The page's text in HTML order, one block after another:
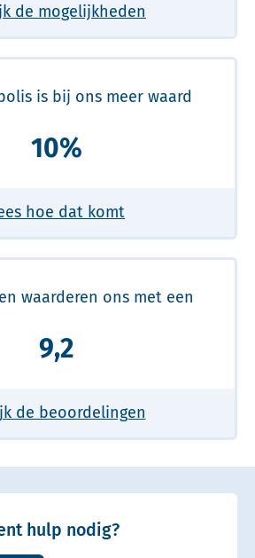
de mogelijkheden
is bij ons meer waard
10%
hoe dat komt
waarderen ons met een
9,2
de beoordelingen
hulp nodig?